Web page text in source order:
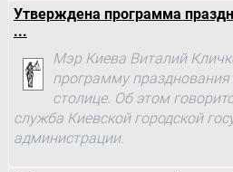
Утверждена программа
...
Мэр Киева Виталий
программу празднования
столице. Об этом
служба Киевской городской
администрации.